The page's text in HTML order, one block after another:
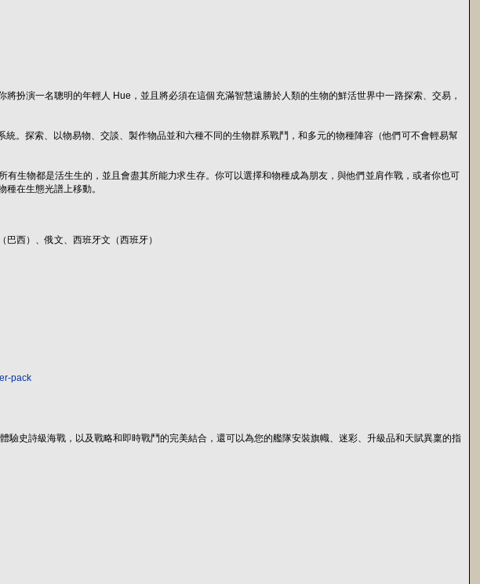
扮演一名聰明的年輕人 Hue，並且將必須在這個充滿智慧遠勝於人類的生物的鮮活世界中一路探索、交易，
。探索、以物易物、交談、製作物品並和六種不同的生物群系戰鬥，和多元的物種陣容（他們可不會輕易幫
生物都是活生生的，並且會盡其所能力求生存。你可以選擇和物種成為朋友，與他們並肩作戰，或者你也可
在生態光譜上移動。
西）、俄文、西班牙文（西班牙）
pack
史詩級海戰，以及戰略和即時戰鬥的完美結合，還可以為您的艦隊安裝旗幟、迷彩、升級品和天賦異稟的指